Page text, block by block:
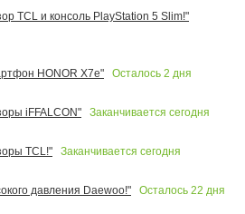
TCL и консоль PlayStation 5 Slim!"
HONOR X7e"
Осталось 2 дня
iFFALCON"
Заканчивается сегодня
TCL!"
Заканчивается сегодня
давления Daewoo!"
Осталось 22 дня